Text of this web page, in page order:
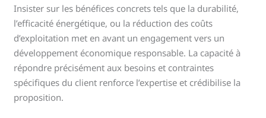
Insister sur les bénéfices concrets tels que la durabilité,
l’efficacité énergétique, ou la réduction des coûts
d’exploitation met en avant un engagement vers un
développement économique responsable. La capacité à
répondre précisément aux besoins et contraintes
spécifiques du client renforce l’expertise et crédibilise la
proposition.